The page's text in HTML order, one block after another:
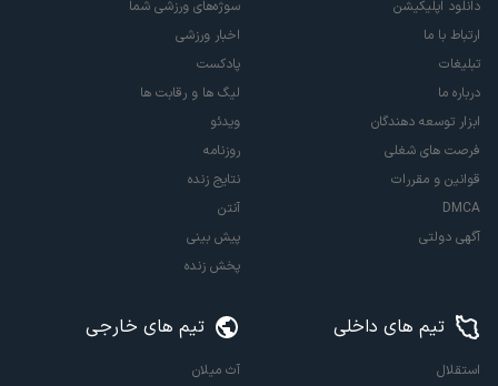
دانلود اپلیکیشن
ارتباط با ما
تبلیغات
درباره ما
ابزار توسعه دهندگان
فرصت های شغلی
قوانین و مقررات
DMCA
آگهی دولتی
سوژه‌های ورزشی شما
اخبار ورزشی
پادکست
لیگ ها و رقابت ها
ویدئو
روزنامه
نتایج زنده
آنتن
پیش بینی
پخش زنده
تیم های داخلی
استقلال
تیم های خارجی
آث میلان